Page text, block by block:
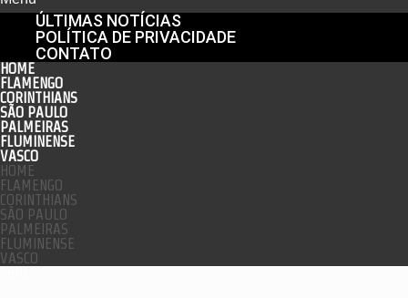
ÚLTIMAS NOTÍCIAS
POLÍTICA DE PRIVACIDADE
CONTATO
HOME
FLAMENGO
CORINTHIANS
SÃO PAULO
PALMEIRAS
FLUMINENSE
VASCO
HOME
FLAMENGO
CORINTHIANS
SÃO PAULO
PALMEIRAS
FLUMINENSE
VASCO